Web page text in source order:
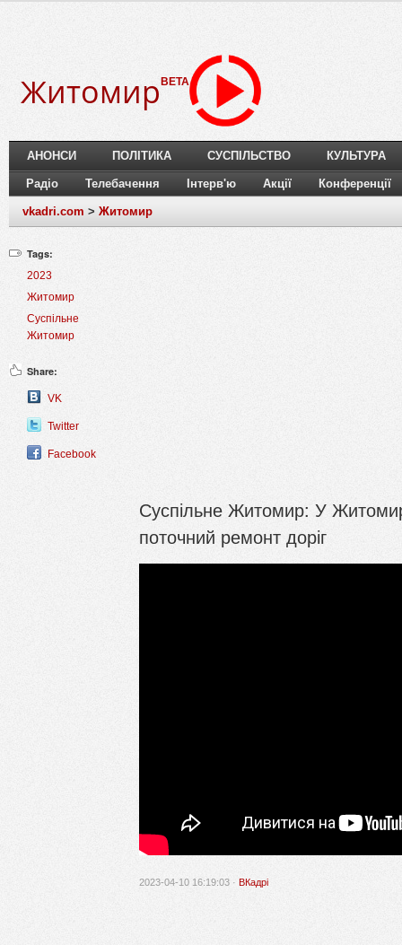
Житомир BETA
АНОНСИ ПОЛІТИКА СУСПІЛЬСТВО КУЛЬТУРА
Радіо Телебачення Інтерв'ю Акції Конференції
vkadri.com > Житомир
Tags:
2023
Житомир
Суспільне
Житомир
Share:
VK
Twitter
Facebook
Суспільне Житомир: У
поточний ремонт доріг
2023-04-10 16:19:03 · ВКадрі